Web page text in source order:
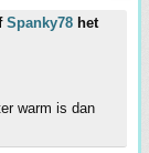
Spanky78 het
warm is dan